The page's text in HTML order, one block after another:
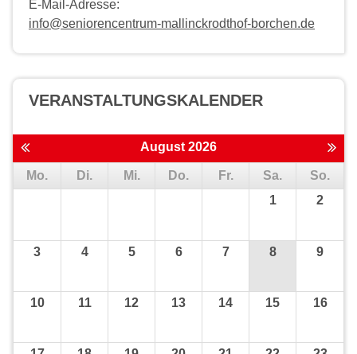
E-Mail-Adresse:
info@seniorencentrum-mallinckrodthof-borchen.de
VERANSTALTUNGS­KALENDER
August 2026
Mo. Di. Mi. Do. Fr. Sa.
So.
1
2
3 4 5 6 7 8 9
10 11 12 13 14 15 16